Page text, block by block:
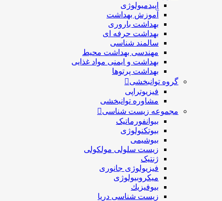
اپیدمیولوژی
آموزش بهداشت
بهداشت باروری
بهداشت حرفه ای
سالمند شناسی
مهندسی بهداشت محيط
بهداشت و ایمنی مواد غذایی
بهداشت پرتوها
گروه توانبخشی
فیزیوتراپی
مشاوره توانبخشی
مجموعه زیست شناسی
بیوانفورماتیک
بیوتکنولوژی
بیوشیمی
زیست سلولی مولکولی
ژنتیک
فیزیولوژی جانوری
میکروبیولوژی
بيوفيزيك
زیست شناسی دریا